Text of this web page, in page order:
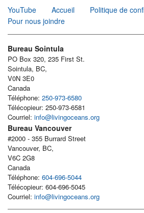
YouTube
Accueil
Politique de
Pour nous joindre
Bureau Sointula
PO Box 320, 235 First St.
Sointula, BC,
V0N 3E0
Canada
Téléphone: 250-973-6580
Télécopieur: 250-973-6581
Courriel: info@livingoceans.org
Bureau Vancouver
#2000 - 355 Burrard Street
Vancouver, BC,
V6C 2G8
Canada
Téléphone: 604-696-5044
Télécopieur: 604-696-5045
Courriel: info@livingoceans.org